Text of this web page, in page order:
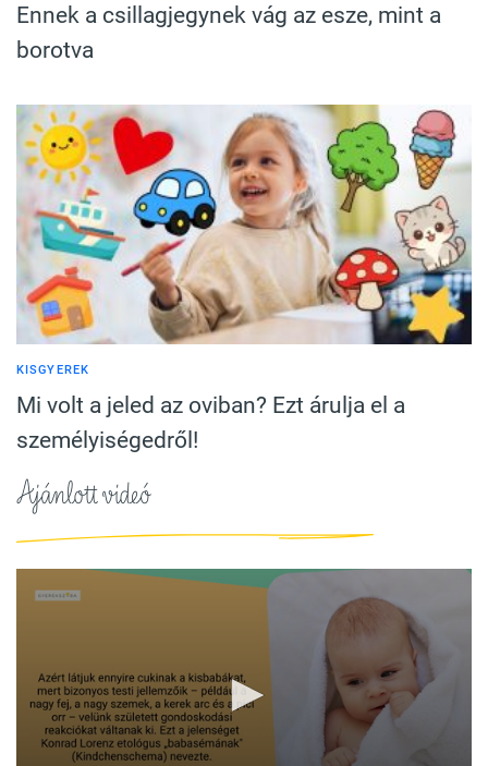
Ennek a csillagjegynek vág az esze, mint a
borotva
KISGYEREK
Mi volt a jeled az oviban? Ezt árulja el a
személyiségedről!
Ajánlott videó